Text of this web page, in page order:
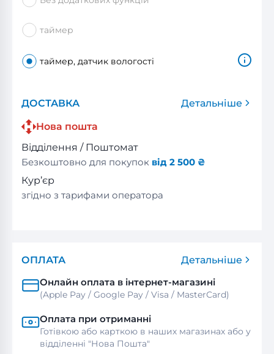
таймер
таймер, датчик вологості
ДОСТАВКА
Детальніше
Нова пошта
Відділення / Поштомат
Безкоштовно для покупок від 2 500 ₴
Кур’єр
згідно з тарифами оператора
ОПЛАТА
Детальніше
Онлайн оплата в інтернет-магазині
(Apple Pay / Google Pay / Visa / MasterСard)
Оплата при отриманні
Готівкою або карткою в наших магазинах або у
відділенні "Нова Пошта"